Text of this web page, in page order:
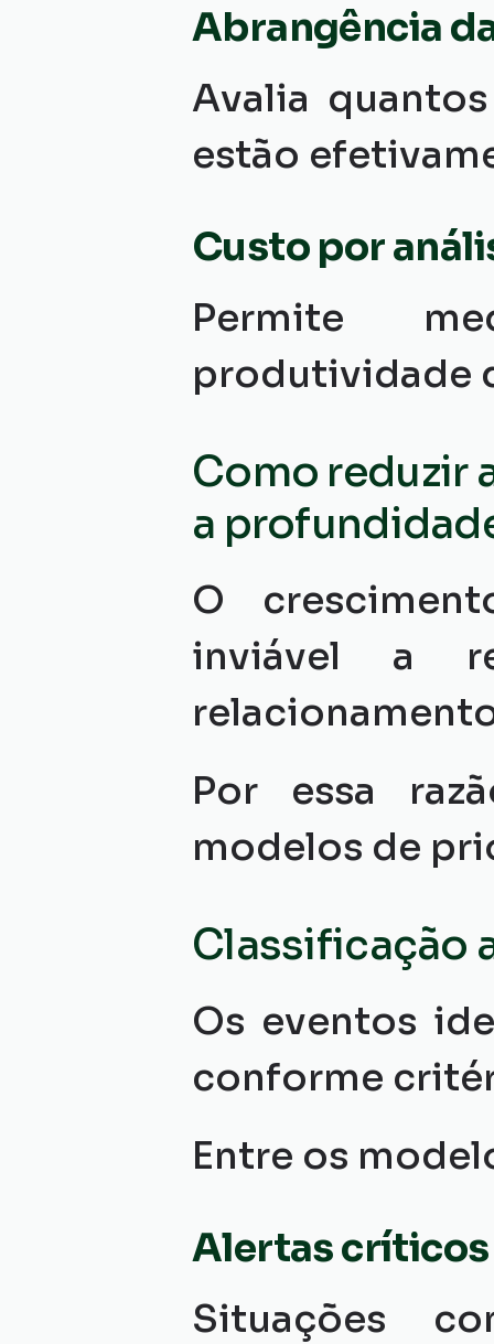
Abrangência
Avalia
estão
Custo por
Permite
produtividade
Como reduzir
a
O
inviável a
Por essa
modelos de
Classificação
Os eventos
conforme
Entre os
Alertas críticos
Situações